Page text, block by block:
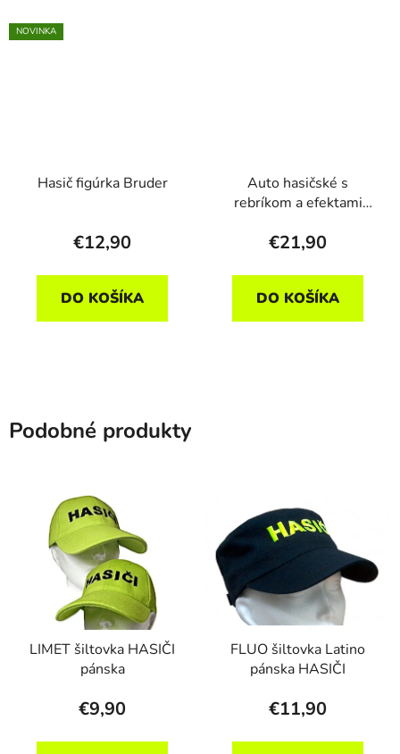
NOVINKA
Hasič figúrka Bruder
€12,90
DO KOŠÍKA
Auto hasičské s
rebríkom a efektami
€21,90
DO KOŠÍKA
Podobné produkty
LIMET šiltovka HASIČI
pánska
€9,90
FLUO šiltovka Latino
pánska HASIČI
€11,90